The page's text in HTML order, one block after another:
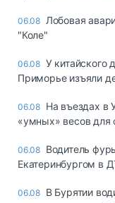
06.08 Лобовая
"Коле"
06.08 У китайского
Приморье изъяли
06.08 Ha въeздax в
«yмныx» вecoв для
06.08 Водитель
Екатеринбургом в
06.08 В Бурятии